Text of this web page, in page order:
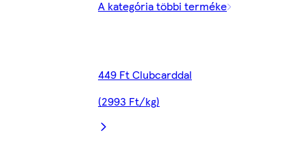
A kategória többi terméke
449 Ft Clubcarddal
(2993 Ft/kg)